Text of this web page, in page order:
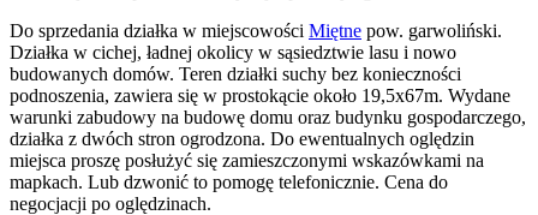
Do sprzedania działka w miejscowości Miętne pow. garwoliński.
Działka w cichej, ładnej okolicy w sąsiedztwie lasu i nowo
budowanych domów. Teren działki suchy bez konieczności
podnoszenia, zawiera się w prostokącie około 19,5x67m. Wydane
warunki zabudowy na budowę domu oraz budynku gospodarczego,
działka z dwóch stron ogrodzona. Do ewentualnych oględzin
miejsca proszę posłużyć się zamieszczonymi wskazówkami na
mapkach. Lub dzwonić to pomogę telefonicznie. Cena do
negocjacji po oględzinach.